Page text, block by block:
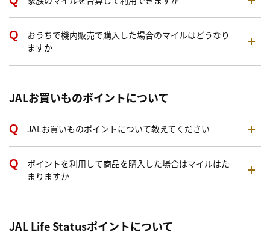
おうちで機内販売で購入した場合のマイルはどうなり
ますか
JALお買いものポイントについて
JALお買いものポイントについて教えてください
ポイントを利用して商品を購入した場合はマイルはた
まりますか
JAL Life Statusポイントについて